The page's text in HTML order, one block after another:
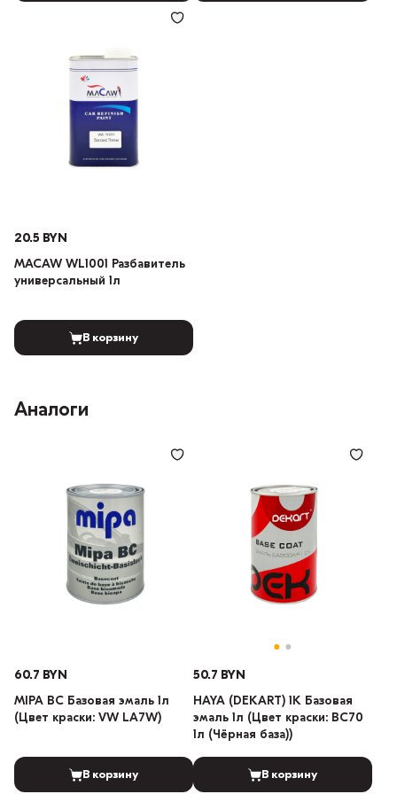
20.5 BYN
MACAW WL1001 Разбавитель
универсальный 1л
В корзину
Аналоги
60.7 BYN
MIPA BC Базовая эмаль 1л
(Цвет краски: VW LA7W)
В корзину
50.7 BYN
HAYA (DEKART) 1К Базовая
эмаль 1л (Цвет краски: BC70
1л (Чёрная база))
В корзину